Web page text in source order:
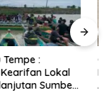
Penyakit
Sapi Perah Secara
Medis